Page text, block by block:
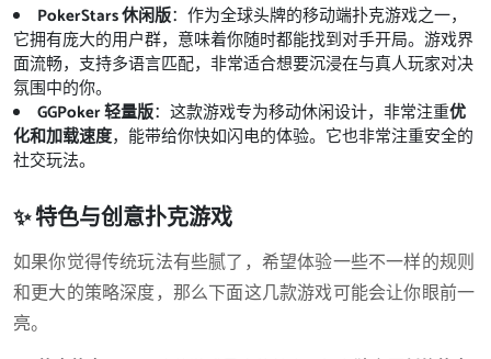
PokerStars 休闲版：作为全球头牌的移动端扑克游戏之一，
它拥有庞大的用户群，意味着你随时都能找到对手开局。游戏界
面流畅，支持多语言匹配，非常适合想要沉浸在与真人玩家对决
氛围中的你。
GGPoker 轻量版：这款游戏专为移动休闲设计，非常注重优
化和加载速度，能带给你快如闪电的体验。它也非常注重安全的
社交玩法。
✨ 特色与创意扑克游戏
如果你觉得传统玩法有些腻了，希望体验一些不一样的规则
和更大的策略深度，那么下面这几款游戏可能会让你眼前一
亮。